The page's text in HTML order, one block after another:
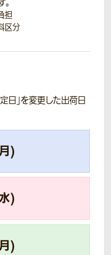
担
区分
日」を変更した出荷日
)
)
)